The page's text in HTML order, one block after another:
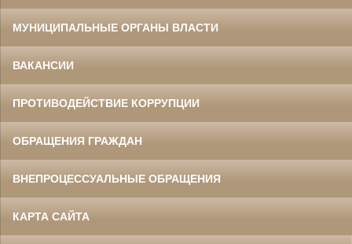
МУНИЦИПАЛЬНЫЕ ОРГАНЫ ВЛАСТИ
ВАКАНСИИ
ПРОТИВОДЕЙСТВИЕ КОРРУПЦИИ
ОБРАЩЕНИЯ ГРАЖДАН
ВНЕПРОЦЕССУАЛЬНЫЕ ОБРАЩЕНИЯ
КАРТА САЙТА